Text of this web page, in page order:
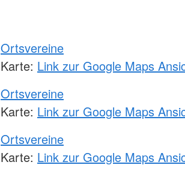
Ortsvereine
Karte: Link zur Google Maps
Ortsvereine
Karte: Link zur Google Maps
Ortsvereine
Karte: Link zur Google Maps